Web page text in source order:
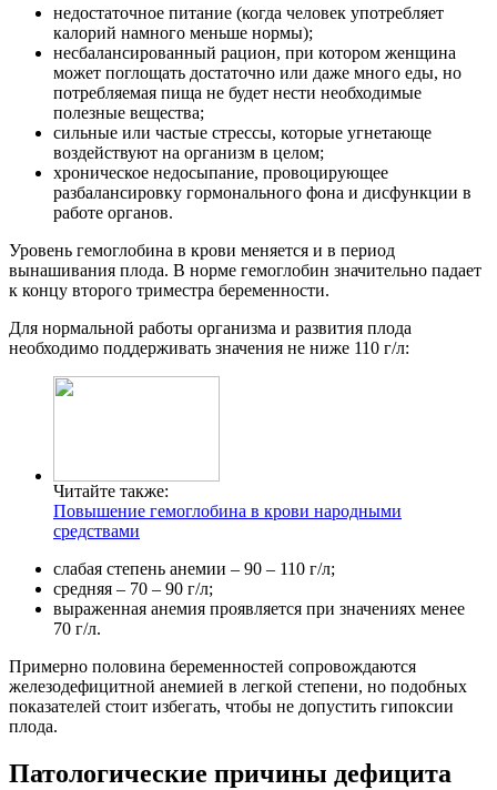
недостаточное питание (когда человек употребляет
калорий намного меньше нормы);
несбалансированный рацион, при котором женщина
может поглощать достаточно или даже много еды, но
потребляемая пища не будет нести необходимые
полезные вещества;
сильные или частые стрессы, которые угнетающе
воздействуют на организм в целом;
хроническое недосыпание, провоцирующее
разбалансировку гормонального фона и дисфункции в
работе органов.
Уровень гемоглобина в крови меняется и в период
вынашивания плода. В норме гемоглобин значительно падает
к концу второго триместра беременности.
Для нормальной работы организма и развития плода
необходимо поддерживать значения не ниже 110 г/л:
Читайте также:
Повышение гемоглобина в крови народными
средствами
слабая степень анемии – 90 – 110 г/л;
средняя – 70 – 90 г/л;
выраженная анемия проявляется при значениях менее
70 г/л.
Примерно половина беременностей сопровождаются
железодефицитной анемией в легкой степени, но подобных
показателей стоит избегать, чтобы не допустить гипоксии
плода.
Патологические причины дефицита